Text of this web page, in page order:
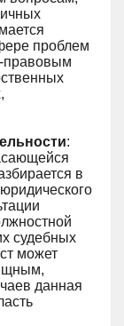
проблем
правовым
:
в
судебных
может
данная